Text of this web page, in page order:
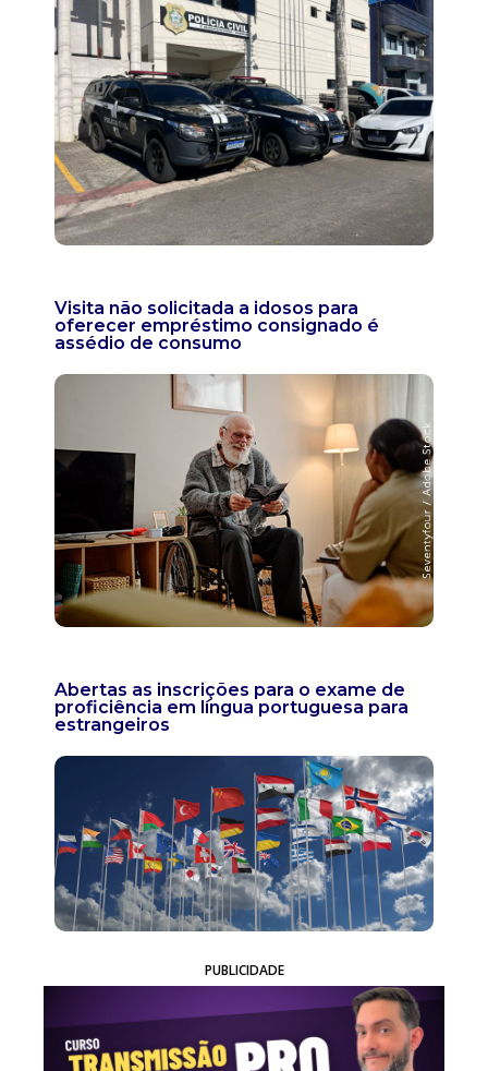
Visita não solicitada a idosos para
oferecer empréstimo consignado é
assédio de consumo
Abertas as inscrições para o exame de
proficiência em língua portuguesa para
estrangeiros
PUBLICIDADE